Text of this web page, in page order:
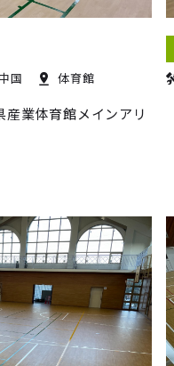
国 体育館
産業体育館メインアリ